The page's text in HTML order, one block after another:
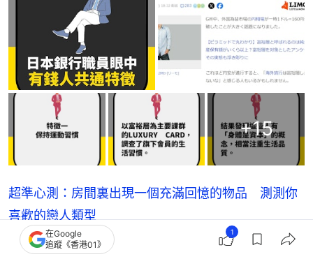
+15
超準心測：房間裏出現一個充滿回憶的物品 測測你
喜歡的戀人類型
他是否很少跟你談及自己的私事？7條問題揭露他不為
在Google
追蹤《香港01》
1